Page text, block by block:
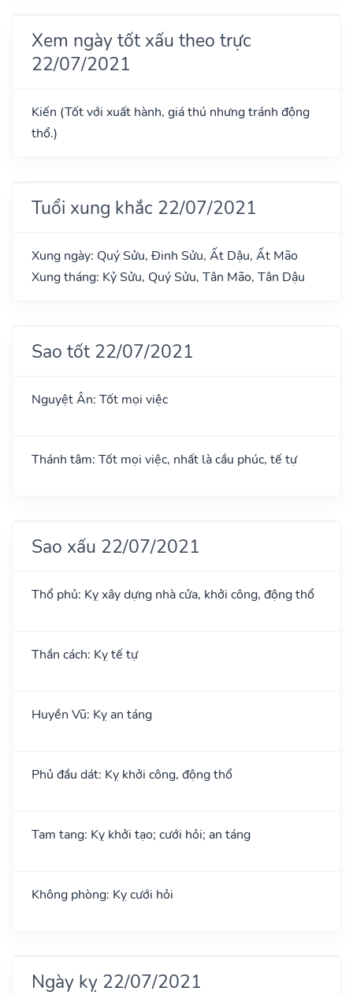
Xem ngày tốt xấu theo trực
22/07/2021
Kiến (Tốt với xuất hành, giá thú nhưng tránh động
thổ.)
Tuổi xung khắc 22/07/2021
Xung ngày: Quý Sửu, Đinh Sửu, Ất Dậu, Ất Mão
Xung tháng: Kỷ Sửu, Quý Sửu, Tân Mão, Tân Dậu
Sao tốt 22/07/2021
Nguyệt Ân: Tốt mọi việc
Thánh tâm: Tốt mọi việc, nhất là cầu phúc, tế tự
Sao xấu 22/07/2021
Thổ phủ: Kỵ xây dựng nhà cửa, khởi công, động thổ
Thần cách: Kỵ tế tự
Huyền Vũ: Kỵ an táng
Phủ đầu dát: Kỵ khởi công, động thổ
Tam tang: Kỵ khởi tạo; cưới hỏi; an táng
Không phòng: Kỵ cưới hỏi
Ngày kỵ 22/07/2021